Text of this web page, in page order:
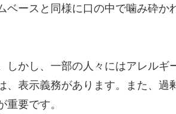
ースと同様に口の中で噛み砕か
かし、一部の人々にはアレルギ
、表示義務があります。また、過
要です。